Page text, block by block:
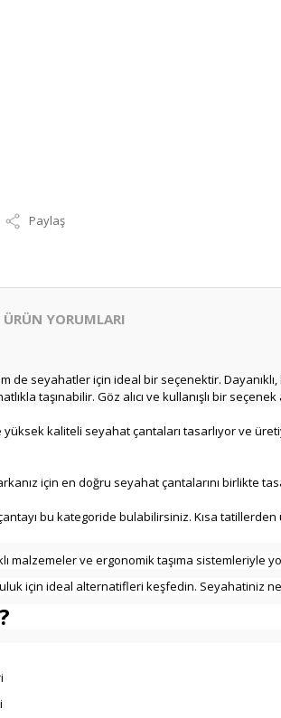
Paylaş
ÜRÜN YORUMLARI
de seyahatler için ideal bir seçenektir.
taşınabilir. Göz alıcı ve kullanışlı bir
kaliteli seyahat çantaları tasarlıyor ve
için en doğru seyahat çantalarını birlikte
bu kategoride bulabilirsiniz. Kısa
malzemeler ve ergonomik taşıma sistemleriyle
için ideal alternatifleri keşfedin. Seyahatiniz